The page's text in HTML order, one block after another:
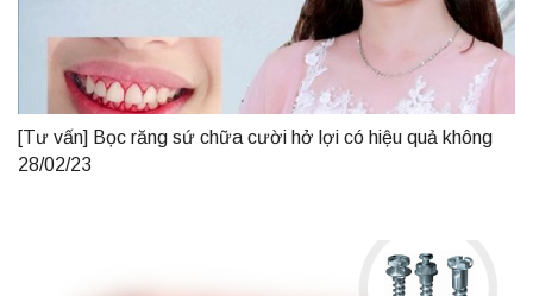
[Tư vấn] Bọc răng sứ chữa cười hở lợi có hiệu quả không
28/02/23